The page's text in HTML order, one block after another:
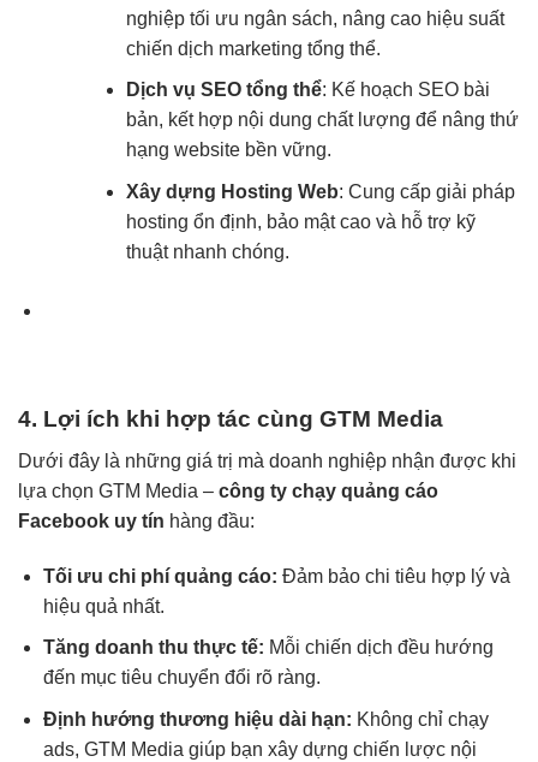
nghiệp tối ưu ngân sách, nâng cao hiệu suất
chiến dịch marketing tổng thể.
Dịch vụ SEO tổng thể: Kế hoạch SEO bài
bản, kết hợp nội dung chất lượng để nâng thứ
hạng website bền vững.
Xây dựng Hosting Web: Cung cấp giải pháp
hosting ổn định, bảo mật cao và hỗ trợ kỹ
thuật nhanh chóng.
4. Lợi ích khi hợp tác cùng GTM Media
Dưới đây là những giá trị mà doanh nghiệp nhận được khi
lựa chọn GTM Media – công ty chạy quảng cáo
Facebook uy tín hàng đầu:
Tối ưu chi phí quảng cáo: Đảm bảo chi tiêu hợp lý và
hiệu quả nhất.
Tăng doanh thu thực tế: Mỗi chiến dịch đều hướng
đến mục tiêu chuyển đổi rõ ràng.
Định hướng thương hiệu dài hạn: Không chỉ chạy
ads, GTM Media giúp bạn xây dựng chiến lược nội